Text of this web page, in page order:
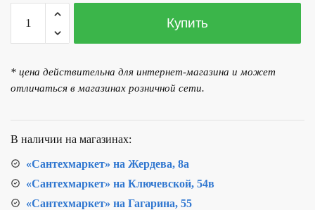
360.00 р..
Количество
товара
Смеситель
ванны
LEMARK
Купить
* цена действительна для интернет-магазина и может
отличаться в магазинах розничной сети.
В наличии на магазинах:
«Сантехмаркет» на Жердева, 8а
«Сантехмаркет» на Ключевской, 54в
«Сантехмаркет» на Гагарина, 55